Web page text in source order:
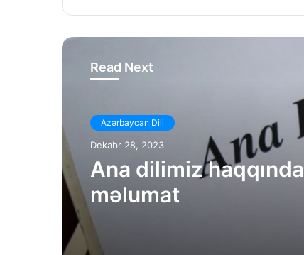
Read Next
Azərbaycan Dili
Dekabr 28, 2023
Ana dilimiz haqqında
məlumat